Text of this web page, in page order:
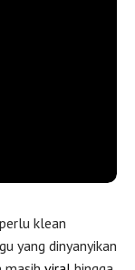
klean
yang dinyanyikan